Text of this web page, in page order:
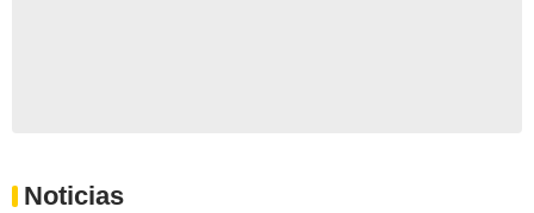
Noticias